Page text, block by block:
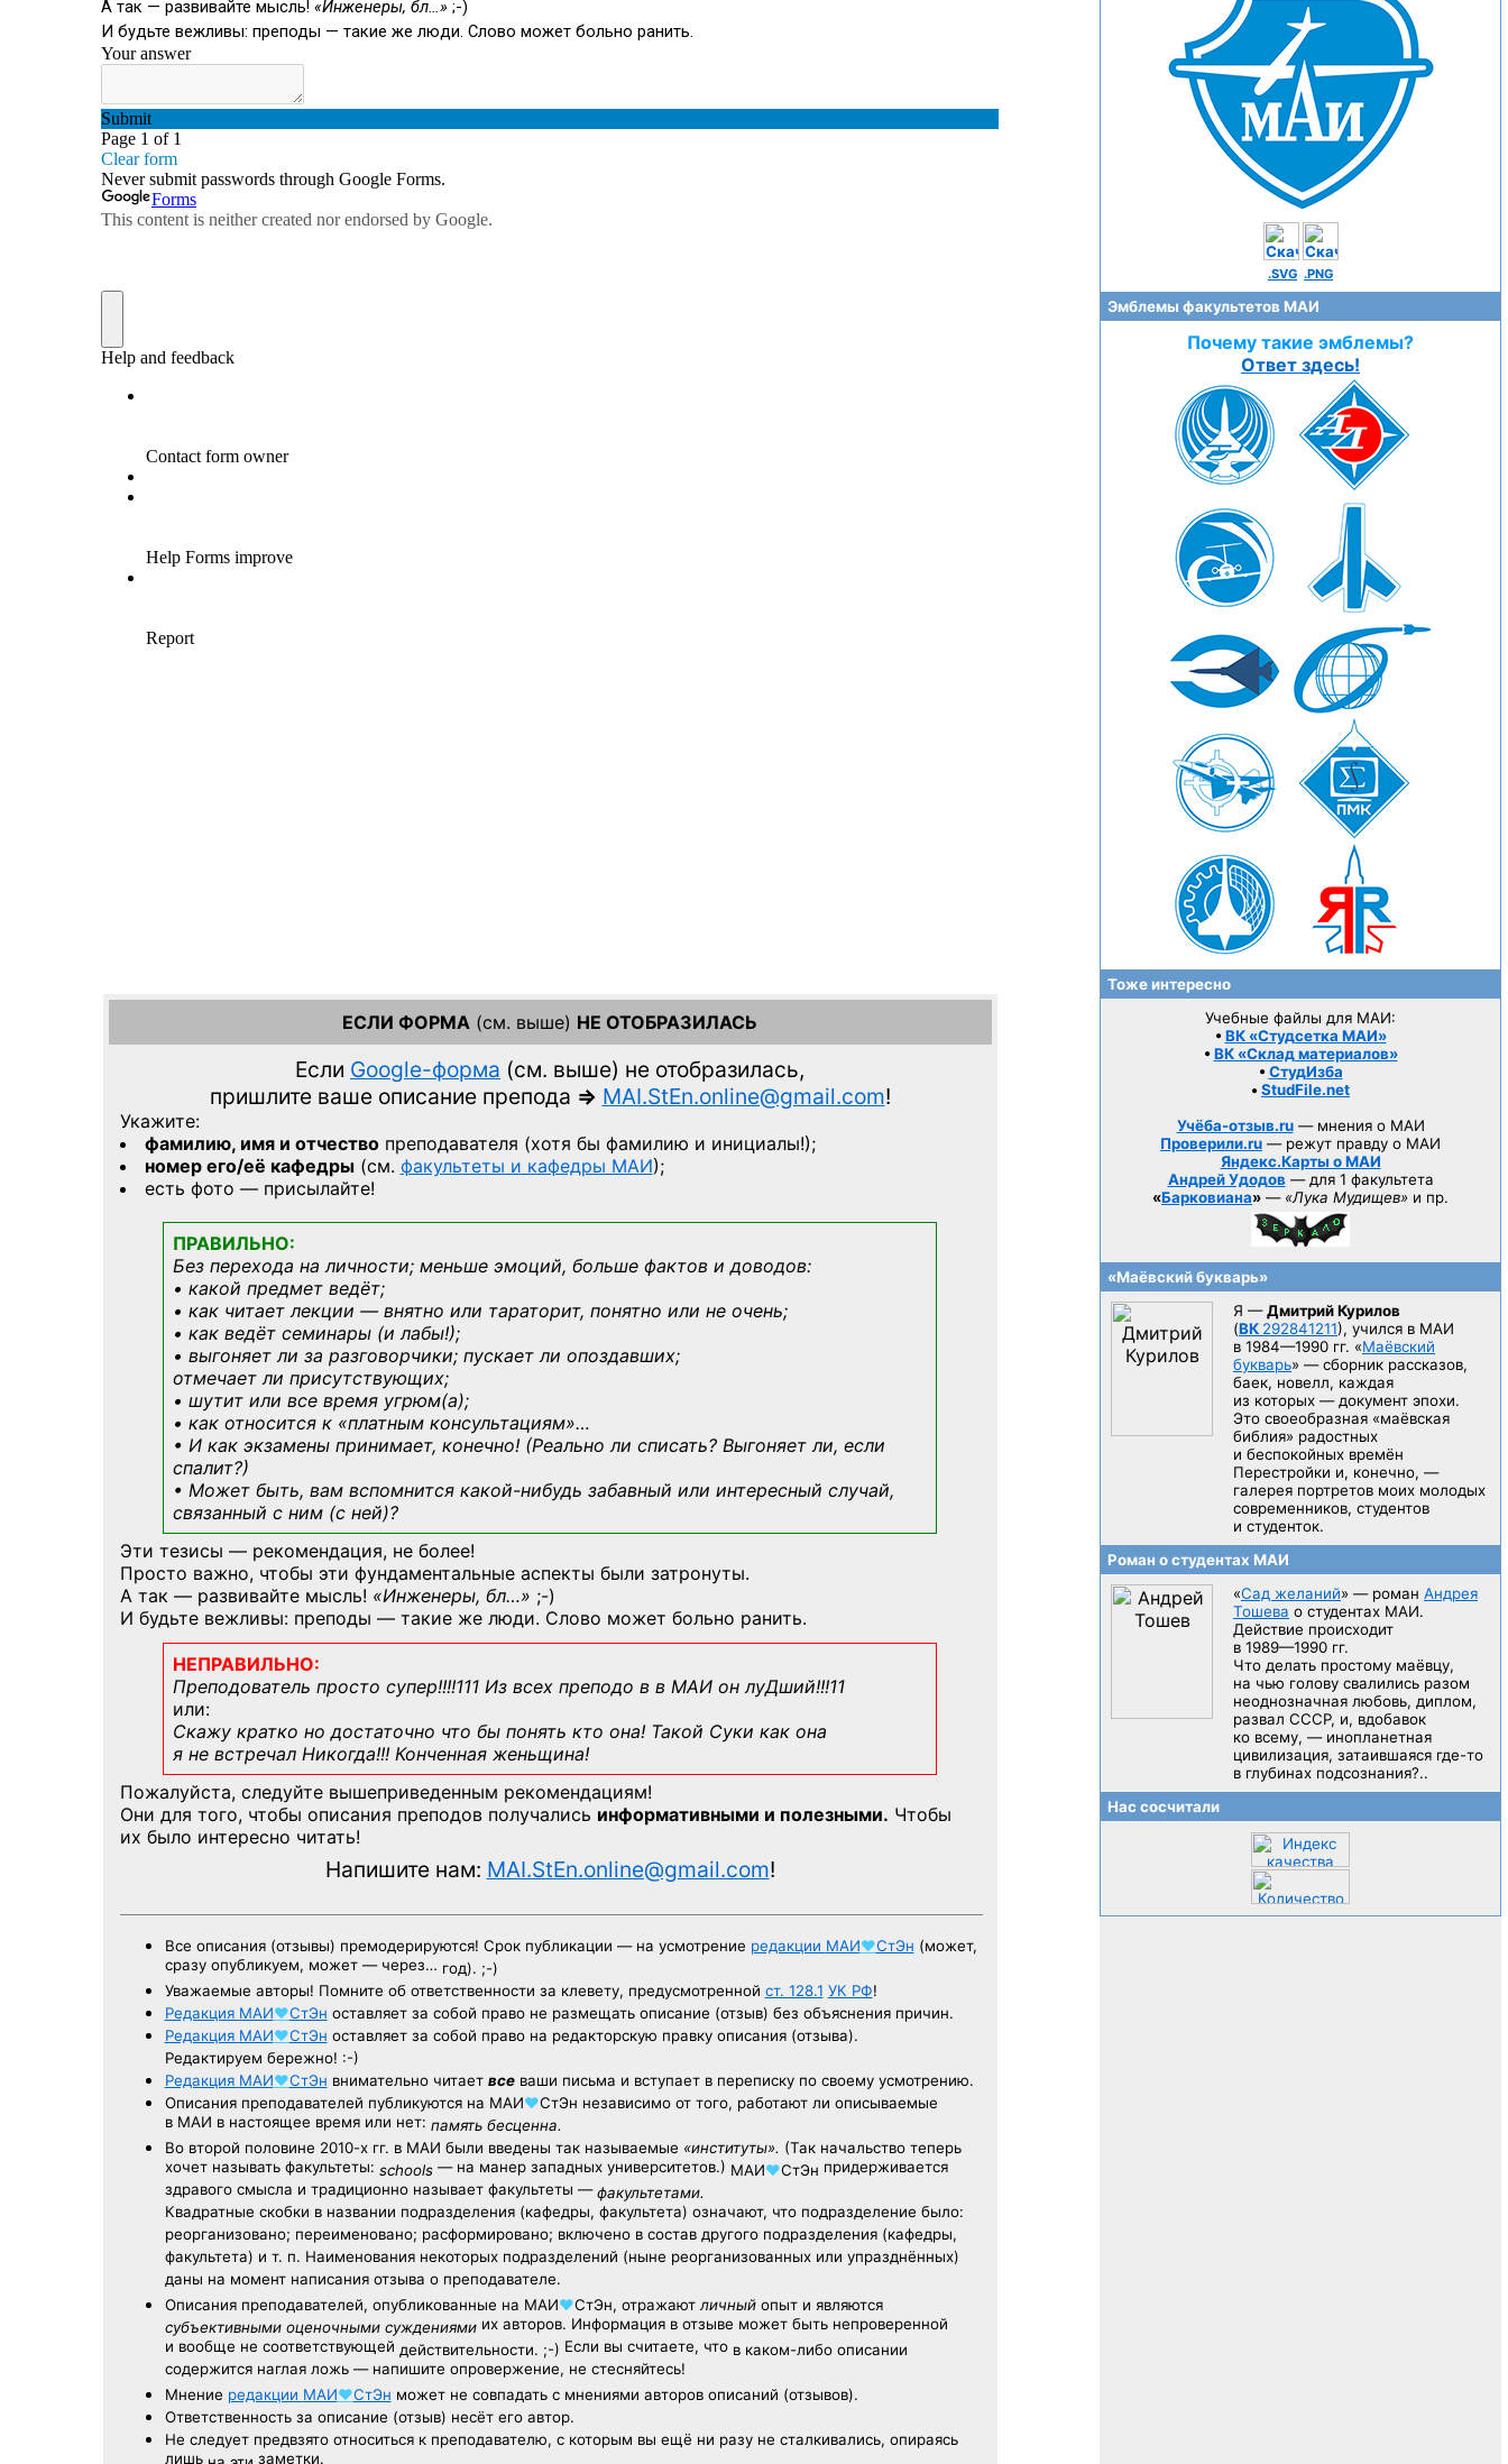
ЕСЛИ ФОРМА (см. выше) НЕ ОТОБРАЗИЛАСЬ
Если Google-форма (см. выше) не отобразилась,
пришлите ваше описание препода => MAI.StEn.online@gmail.com!
Укажите:
фамилию, имя и отчествопреподавателя (хотя бы фамилию и инициалы!);
номер его/её кафедры(см. факультеты и кафедры МАИ);
есть фото — присылайте!
ПРАВИЛЬНО:
Без перехода на личности; меньше эмоций, больше фактов и доводов:
• какой предмет ведёт;
• как читает лекции — внятно или тараторит, понятно или не очень;
• как ведёт семинары (и лабы!);
• выгоняет ли за разговорчики; пускает ли опоздавших;
отмечает ли присутствующих;
• шутит или все время угрюм(а);
• как относится к «платным консультациям»…
• И как экзамены принимает, конечно! (Реально ли списать? Выгоняет ли, если
спалит?)
• Может быть, вам вспомнится какой-нибудь забавный или интересный случай,
связанный с ним (с ней)?
Эти тезисы — рекомендация, не более!
Просто важно, чтобы эти фундаментальные аспекты были затронуты.
А так — развивайте мысль! «Инженеры, бл…» ;-)
И будьте вежливы: преподы — такие же люди. Слово может больно ранить.
НЕПРАВИЛЬНО:
Преподователь просто супер!!!!111 Из всех преподо в в МАИ он луДший!!!11
или:
Скажу кратко но достаточно что бы понять кто она! Такой Суки как она
я не встречал Никогда!!! Конченная женьщина!
Пожалуйста, следуйте вышеприведенным рекомендациям!
Они для того, чтобы описания преподов получались информативными и полезными. Чтобы
их было интересно читать!
Напишите нам: MAI.StEn.online@gmail.com!
Все описания (отзывы) премодерируются! Срок публикации — на усмотрение редакции МАИ♥СтЭн (может,
сразу опубликуем, может — через… год). ;-)
Уважаемые авторы! Помните об ответственности за клевету, предусмотренной ст. 128.1 УК РФ!
Редакция МАИ♥СтЭн оставляет за собой право не размещать описание (отзыв) без объяснения причин.
Редакция МАИ♥СтЭн оставляет за собой право на редакторскую правку описания (отзыва).
Редактируем бережно! :-)
Редакция МАИ♥СтЭн внимательно читает всеваши письма и вступает в переписку по своему усмотрению.
Описания преподавателей публикуются на МАИ♥СтЭн независимо от того, работают ли описываемые
в МАИ в настоящее время или нет: память бесценна.
Во второй половине 2010-х гг. в МАИ были введены так называемые «институты». (Так начальство теперь
хочет называть факультеты: schools— на манер западных университетов.) МАИ♥СтЭн придерживается
здравого смысла и традиционно называет факультеты —факультетами.
Квадратные скобки в названии подразделения (кафедры, факультета) означают, что подразделение было:
реорганизовано; переименовано; расформировано; включено в состав другого подразделения (кафедры,
факультета) и т. п. Наименования некоторых подразделений (ныне реорганизованных или упразднённых)
даны на момент написания отзыва о преподавателе.
Описания преподавателей, опубликованные на МАИ♥СтЭн, отражают личныйопыт и являются
субъективными оценочными суждениямиих авторов. Информация в отзыве может быть непроверенной
и вообще не соответствующей действительности. ;-) Если вы считаете, что в каком-либо описании
содержится наглая ложь — напишите опровержение, не стесняйтесь!
Мнение редакции МАИ♥СтЭн может не совпадать с мнениями авторов описаний (отзывов).
Ответственность за описание (отзыв) несёт его автор.
Не следуетпредвзято относиться к преподавателю, с которым вы ещё ни разу не сталкивались, опираясь
.SVG .PNG
Эмблемы факультетов МАИ
Почему такие эмблемы?
Ответ здесь!
Тоже интересно
Учебные файлы для МАИ:
• ВК «Студсетка МАИ»
• ВК «Склад материалов»
• СтудИзба
• StudFile.net
Учёба-отзыв.ru— мнения о МАИ
Проверили.ru — режут правду о МАИ
Яндекс.Карты о МАИ
Андрей Удодов — для 1 факультета
«Барковиана» — «Лука Мудищев» и пр.
«Маёвский букварь»
Я —Дмитрий Курилов
(ВК 292841211), учился в МАИ
в 1984—1990 гг. «Маёвский
букварь» — сборник рассказов,
баек, новелл, каждая
из которых — документ эпохи.
Это своеобразная «маёвская
библия» радостных
и беспокойных времён
Перестройки и, конечно, —
галерея портретов моих молодых
современников, студентов
и студенток.
Роман о студентах МАИ
«Сад желаний» — роман Андрея
Тошева о студентах МАИ.
Действие происходит
в 1989—1990 гг.
Что делать простому маёвцу,
на чью голову свалились разом
неоднозначная любовь, диплом,
развал CCCP, и, вдобавок
ко всему, — инопланетная
цивилизация, затаившаяся где-то
в глубинах подсознания?..
Нас сосчитали